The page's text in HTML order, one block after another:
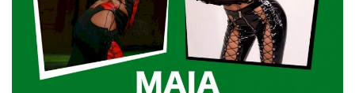
Ficha técnica
Cultura